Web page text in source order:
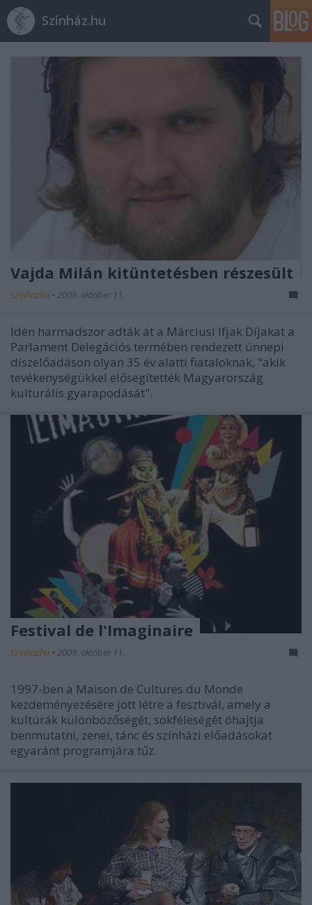
Színház.hu
Vajda Milán kitüntetésben részesült
szinhazhu • 2009. október 11.
Idén harmadszor adták át a Márciusi Ifjak Díjakat a
Parlament Delegációs termében rendezett ünnepi
díszelőadáson olyan 35 év alatti fiataloknak, "akik
tevékenységükkel elősegítették Magyarország
kulturális gyarapodását".
Festival de l'Imaginaire
szinhazhu • 2009. október 11.
1997-ben a Maison de Cultures du Monde
kezdeményezésére jött létre a fesztivál, amely a
kultúrák különbözőségét, sokféleségét óhajtja
benmutatni, zenei, tánc és színházi előadásokat
egyaránt programjára tűz.